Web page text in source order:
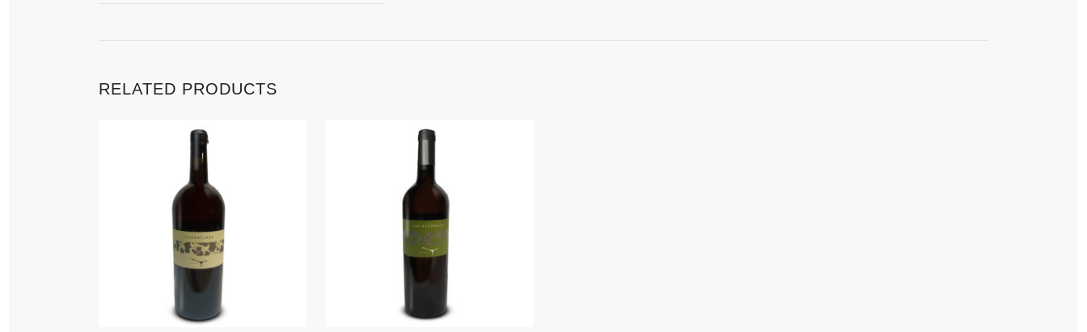
RELATED PRODUCTS